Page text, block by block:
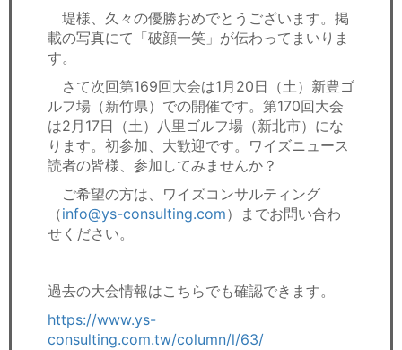
堤様、久々の優勝おめでとうございます。掲
載の写真にて「破顔一笑」が伝わってまいりま
す。
さて次回第169回大会は1月20日（土）新豊ゴ
ルフ場（新竹県）での開催です。第170回大会
は2月17日（土）八里ゴルフ場（新北市）にな
ります。初参加、大歓迎です。ワイズニュース
読者の皆様、参加してみませんか？
ご希望の方は、ワイズコンサルティング
（info@ys-consulting.com）までお問い合わ
せください。
過去の大会情報はこちらでも確認できます。
https://www.ys-
consulting.com.tw/column/l/63/